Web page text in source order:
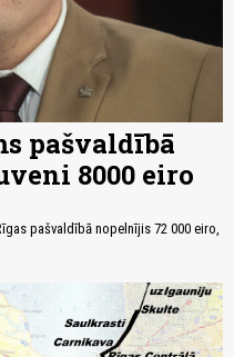
pašvaldībā
8000 eiro
pašvaldībā nopelnījis 72 000 eiro,